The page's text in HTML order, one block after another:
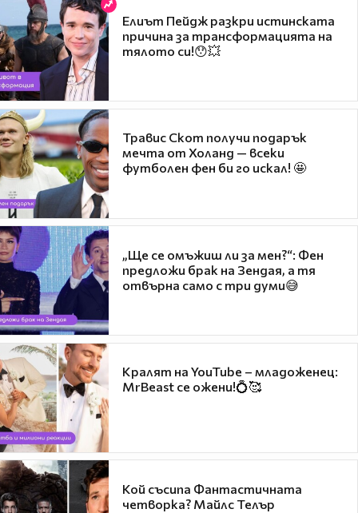
Елиът Пейдж разкри истинската
причина за трансформацията на
тялото си!😯💥
Травис Скот получи подарък
мечта от Холанд — всеки
футболен фен би го искал! 🤩
„Ще се омъжиш ли за мен?“: Фен
предложи брак на Зендая, а тя
отвърна само с три думи😅
Кралят на YouTube – младоженец:
MrBeast се ожени!💍🥰
Кой съсипа Фантастичната
четворка? Майлс Телър